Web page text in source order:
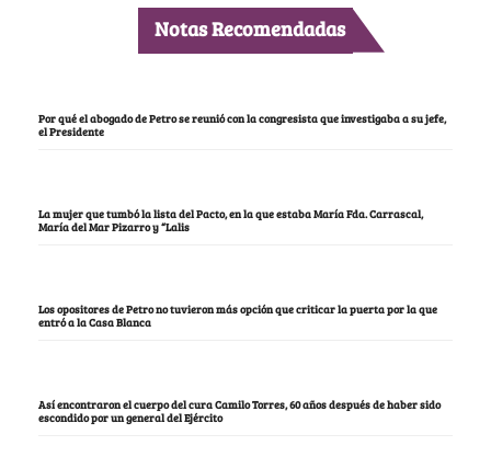
Notas Recomendadas
Por qué el abogado de Petro se reunió con la congresista que investigaba a su jefe,
el Presidente
La mujer que tumbó la lista del Pacto, en la que estaba María Fda. Carrascal,
María del Mar Pizarro y “Lalis
Los opositores de Petro no tuvieron más opción que criticar la puerta por la que
entró a la Casa Blanca
Así encontraron el cuerpo del cura Camilo Torres, 60 años después de haber sido
escondido por un general del Ejército